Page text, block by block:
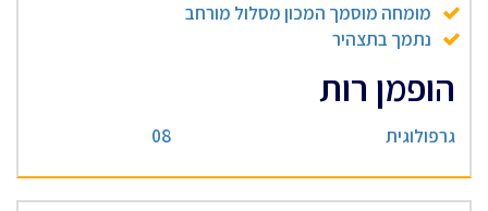
מומחה מוסמך המכון מסלול מורחב
נתמך בתצהיר
הופמן רות
גרפולוגית 08